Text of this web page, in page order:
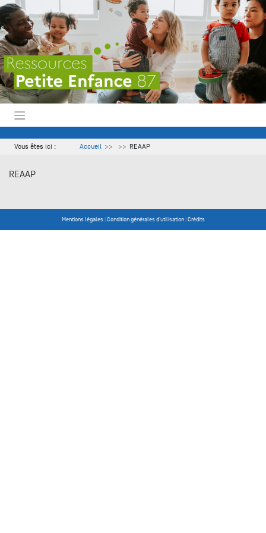
Skip
to
content
Vous êtes ici : Accueil REAAP
REAAP
Mentions légales|Condition générales d'utilisation|Crédits